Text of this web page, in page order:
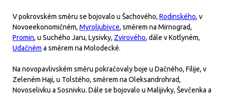
V pokrovském směru se bojovalo u Šachového, Rodinského, v
Novoeekonomičném, Myroljubivce, směrem na Mirnograd,
Promin, u Suchého Jaru, Lysivky, Zvirového, dále v Kotlyném,
Udačném a směrem na Molodecké.
Na novopavlivském směru pokračovaly boje u Dačného, Filije, v
Zeleném Haji, u Tolstého, směrem na Oleksandrohrad,
Novoselivku a Sosnivku. Dále se bojovalo u Malijivky, Ševčenka a